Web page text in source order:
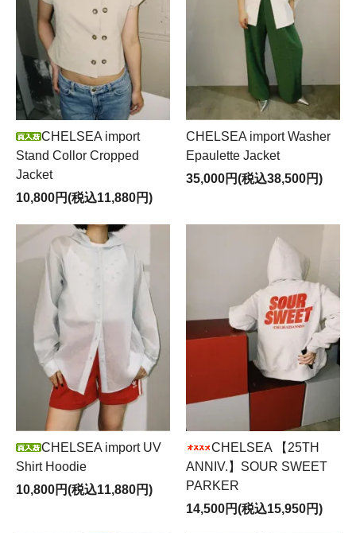
CHELSEA import
Stand Collor Cropped
Jacket
10,800円(税込11,880円)
CHELSEA import Washer
Epaulette Jacket
35,000円(税込38,500円)
CHELSEA import UV
Shirt Hoodie
10,800円(税込11,880円)
CHELSEA 【25TH
ANNIV.】SOUR SWEET
PARKER
14,500円(税込15,950円)